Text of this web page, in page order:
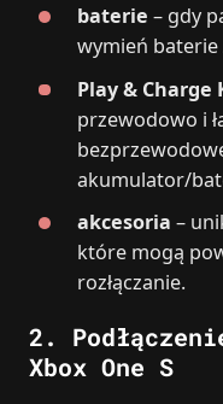
baterie – gdy
wymień baterie
Play & Charge
przewodowo i
akumulator/
akcesoria –
które mogą
rozłączanie.
2.
Xbox One S